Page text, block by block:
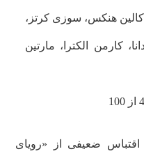
هنکس، سوزی کرتز،
کارمن الکترا، مارتین
ضعیفی از «رویای